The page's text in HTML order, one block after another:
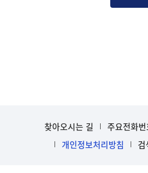
찾아오시는 길 주요전화
개인정보처리방침